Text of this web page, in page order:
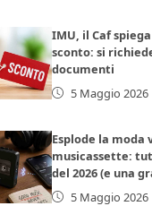
IMU, il Caf
sconto: si
documenti
5 Maggio 2026
Esplode la moda
musicassette:
del 2026 (e una
5 Maggio 2026